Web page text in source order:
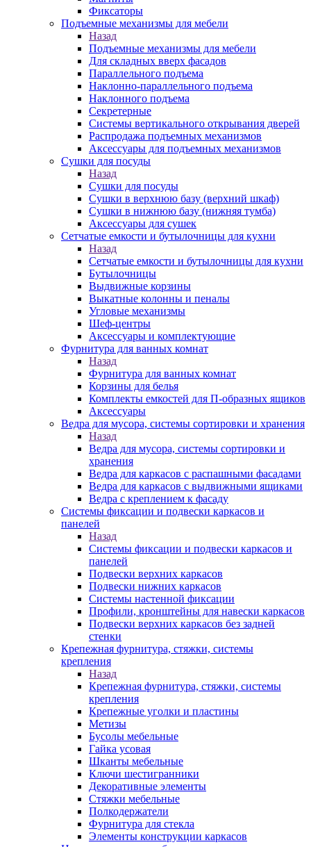
Фиксаторы
Подъемные механизмы для мебели
Назад
Подъемные механизмы для мебели
Для складных вверх фасадов
Параллельного подъема
Наклонно-параллельного подъема
Наклонного подъема
Секретерные
Системы вертикального открывания дверей
Распродажа подъемных механизмов
Аксессуары для подъемных механизмов
Сушки для посуды
Назад
Сушки для посуды
Сушки в верхнюю базу (верхний шкаф)
Сушки в нижнюю базу (нижняя тумба)
Аксессуары для сушек
Сетчатые емкости и бутылочницы для кухни
Назад
Сетчатые емкости и бутылочницы для кухни
Бутылочницы
Выдвижные корзины
Выкатные колонны и пеналы
Угловые механизмы
Шеф-центры
Аксессуары и комплектующие
Фурнитура для ванных комнат
Назад
Фурнитура для ванных комнат
Корзины для белья
Комплекты емкостей для П-образных ящиков
Аксессуары
Ведра для мусора, системы сортировки и хранения
Назад
Ведра для мусора, системы сортировки и
хранения
Ведра для каркасов с распашными фасадами
Ведра для каркасов с выдвижными ящиками
Ведра с креплением к фасаду
Системы фиксации и подвески каркасов и
панелей
Назад
Системы фиксации и подвески каркасов и
панелей
Подвески верхних каркасов
Подвески нижних каркасов
Системы настенной фиксации
Профили, кронштейны для навески каркасов
Подвески верхних каркасов без задней
стенки
Крепежная фурнитура, стяжки, системы
крепления
Назад
Крепежная фурнитура, стяжки, системы
крепления
Крепежные уголки и пластины
Метизы
Бусолы мебельные
Гайка усовая
Шканты мебельные
Ключи шестигранники
Декоративные элементы
Стяжки мебельные
Полкодержатели
Фурнитура для стекла
Элементы конструкции каркасов